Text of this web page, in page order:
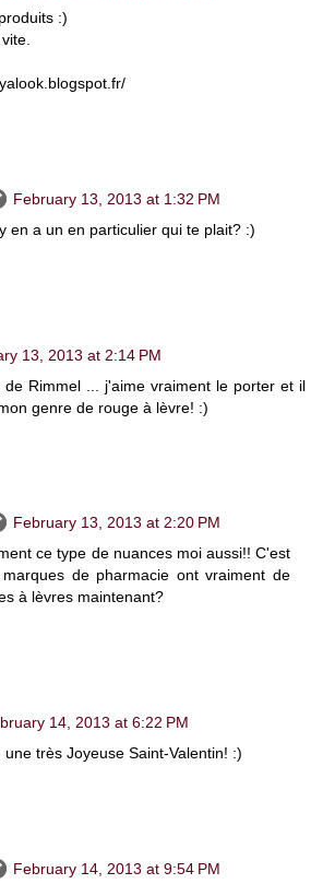
:)
February 13, 2013 at 1:32 PM
en a un en particulier qui te plait? :)
13, 2013 at 2:14 PM
de Rimmel ... j'aime vraiment le porter et il
genre de rouge à lèvre! :)
February 13, 2013 at 2:20 PM
ce type de nuances moi aussi!! C'est
de pharmacie ont vraiment de
à lèvres maintenant?
14, 2013 at 6:22 PM
très Joyeuse Saint-Valentin! :)
February 14, 2013 at 9:54 PM